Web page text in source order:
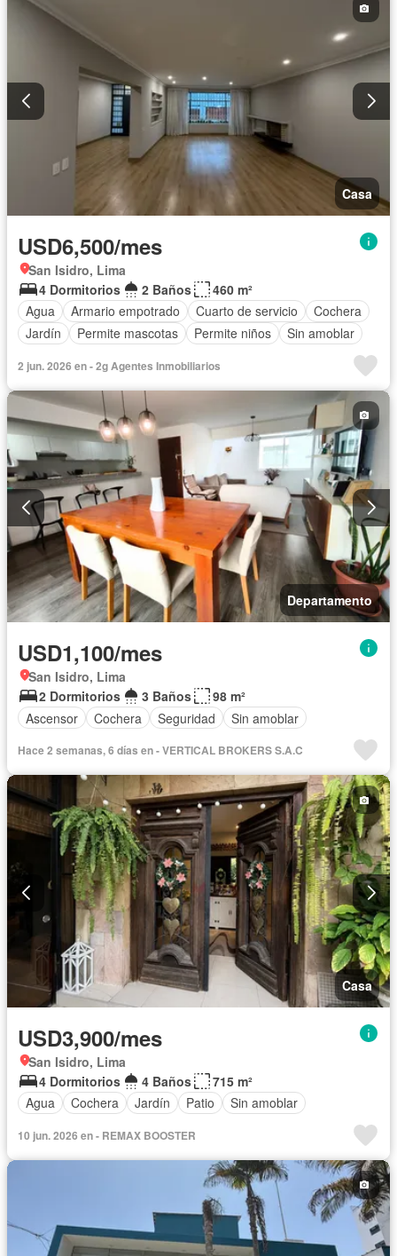
Casa
USD6,500/mes
San Isidro, Lima
4 Dormitorios
2 Baños
460 m²
Agua
Armario empotrado Cuarto de servicio
Cochera
Jardín
Permite mascotas Permite niños Sin amoblar
2 jun. 2026 en - 2g Agentes Inmobiliarios
Departamento
USD1,100/mes
San Isidro, Lima
2 Dormitorios
3 Baños
98 m²
Ascensor
Cochera Seguridad Sin amoblar
Hace 2 semanas, 6 días en - VERTICAL BROKERS S.A.C
Casa
USD3,900/mes
San Isidro, Lima
4 Dormitorios
4 Baños
715 m²
Agua
Cochera Jardín Patio Sin amoblar
10 jun. 2026 en - REMAX BOOSTER